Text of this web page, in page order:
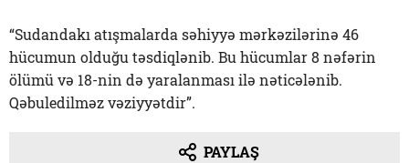
“Sudandakı atışmalarda səhiyyə mərkəzilərinə 46
hücumun olduğu təsdiqlənib. Bu hücumlar 8 nəfərin
ölümü və 18-nin də yaralanması ilə nəticələnib.
Qəbuledilməz vəziyyətdir”.
PAYLAŞ